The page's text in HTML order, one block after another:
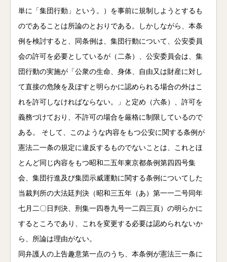
単に「集団行動」という。）を事前に規制しようとするも
のであることは所論のとおりである。しかしながら、本条
例を検討すると、同条例は、集団行動について、公安委員
会の許可を必要としているが（二条）、公安委員会は、集
団行動の実施が「公衆の生命、身体、自由又は財産に対し
て直接の危険を及ぼすと明らかに認められる場合の外はこ
れを許可しなければならない。」と定め（六条）、許可を
義務づけており、不許可の場合を厳格に制限しているので
ある。 そして、このような内容をもつ公安に関する条例が
憲法二一条の規定に違反するものでないことは、これとほ
とんど同じ内容をもつ昭和二五年東京都条例第四四号集
会、集団行進及び集団示威運動に関する条例についてした
当裁判所の大法廷判決（昭和三五年（あ）第一一二号同年
七月二〇日判決、刑集一四巻九号一二四三頁）の明らかに
するところであり、これを変更する必要は認められないか
ら、所論は理由がない。
同弁護人の上告趣意第一点のうち、本条例が憲法三一条に